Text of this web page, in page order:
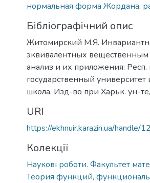
нормальная форма Жордана,
Бібліографічний опис
Житомирский М.Я.
эквивалентных
анализ и их приложения:
государственный
школа. Изд-во при Харьк. ун-
URI
https://ekhnuir.karazin.ua/
Колекції
Наукові роботи. Факультет
Теория функций,